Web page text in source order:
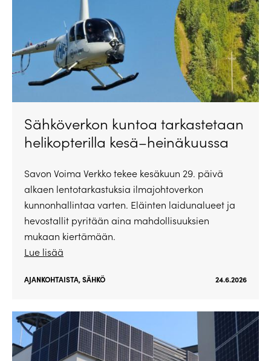
Sähköverkon kuntoa tarkastetaan
helikopterilla kesä–heinäkuussa
Savon Voima Verkko tekee kesäkuun 29. päivä
alkaen lentotarkastuksia ilmajohtoverkon
kunnonhallintaa varten. Eläinten laidunalueet ja
hevostallit pyritään aina mahdollisuuksien
mukaan kiertämään.
Lue lisää
AJANKOHTAISTA,SÄHKÖ 24.6.2026